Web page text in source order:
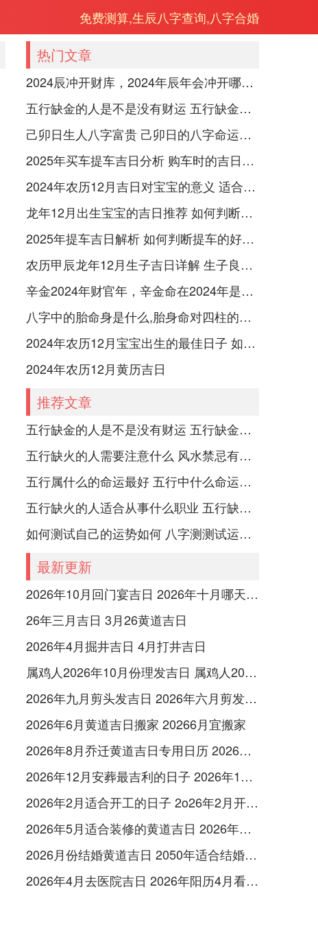
免费测算,生辰八字查询,八字合婚
热门文章
2024辰冲开财库，2024年辰年会冲开哪些人的财库
五行缺金的人是不是没有财运 五行缺金的人命运好不好
己卯日生人八字富贵 己卯日的八字命运如何
2025年买车提车吉日分析 购车时的吉日与禁忌
2024年农历12月吉日对宝宝的意义 适合龙年宝宝出生的日子有哪些
龙年12月出生宝宝的吉日推荐 如何判断吉日是否适合宝宝
2025年提车吉日解析 如何判断提车的好日子
农历甲辰龙年12月生子吉日详解 生子良辰的影响因素
辛金2024年财官年，辛金命在2024年是财官年还是财印年
八字中的胎命身是什么,胎身命对四柱的影响
2024年农历12月宝宝出生的最佳日子 如何挑选适合的吉日
2024年农历12月黄历吉日
推荐文章
五行缺金的人是不是没有财运 五行缺金的人命运好不好
五行缺火的人需要注意什么 风水禁忌有哪些
五行属什么的命运最好 五行中什么命运势旺盛
五行缺火的人适合从事什么职业 五行缺火的人适合从事的职业有哪些
如何测试自己的运势如何 八字测测试运运程
最新更新
2026年10月回门宴吉日 2026年十月哪天回门日子好
26年三月吉日 3月26黄道吉日
2026年4月掘井吉日 4月打井吉日
属鸡人2026年10月份理发吉日 属鸡人2026年10月份运势如何
2026年九月剪头发吉日 2026年六月剪发吉日
2026年6月黄道吉日搬家 20266月宜搬家
2026年8月乔迁黄道吉日专用日历 2026年8月乔迁黄道吉日查询
2026年12月安葬最吉利的日子 2026年12月6日安葬
2026年2月适合开工的日子 2o26年2月开工吉日
2026年5月适合装修的黄道吉日 2026年公历5月装修吉日
2026月份结婚黄道吉日 2050年适合结婚的日子
2026年4月去医院吉日 2026年阳历4月看病人的吉日